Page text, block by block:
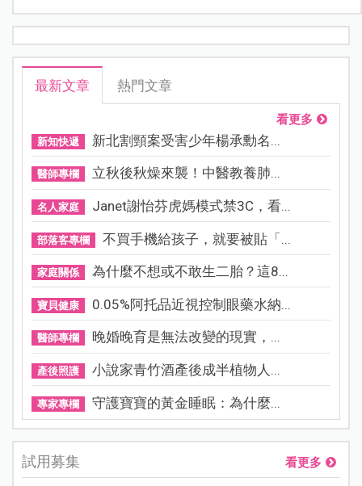
最新文章 熱門文章
看更多
新知快遞 新北割頸案受害少年楊承勳名...
醫師專欄 立秋後秋燥來襲！中醫教養肺...
名人家庭 Janet謝怡芬虎媽模式禁3C，看...
部落客專欄 不買手機給孩子，就要被貼「...
家庭關係 為什麼不想或不敢生二胎？這8...
寶貝健康 0.05%阿托品近視控制眼藥水納...
醫師專欄 晚婚晚育是無法改變的現實，...
產後照護 小說家青竹酒產後成半植物人...
專家專欄 守護寶寶的黃金睡眠：為什麼...
試用募集 看更多